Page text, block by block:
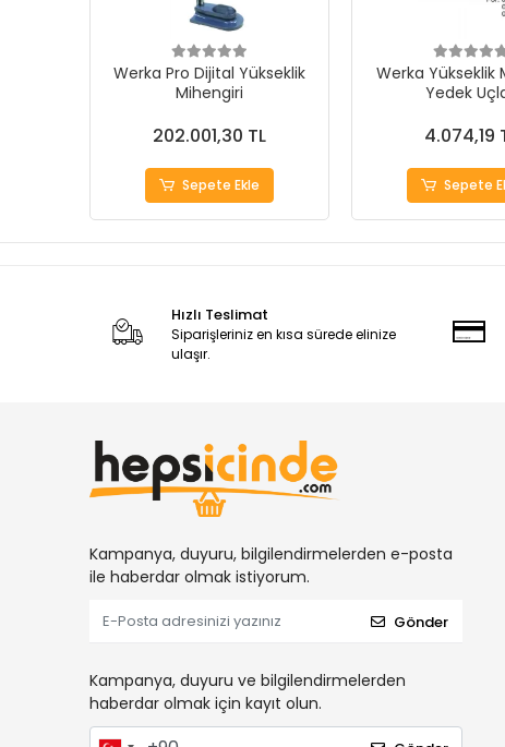
Werka Pro Dijital Yükseklik
Mihengiri
202.001,30 TL
Sepete Ekle
Werka Yükseklik
Yedek
4.074,19
Sepete
Hızlı Teslimat
Siparişleriniz en kısa sürede elinize
ulaşır.
Kampanya, duyuru, bilgilendirmelerden e-posta
ile haberdar olmak istiyorum.
Gönder
Kampanya, duyuru ve bilgilendirmelerden
haberdar olmak için kayıt olun.